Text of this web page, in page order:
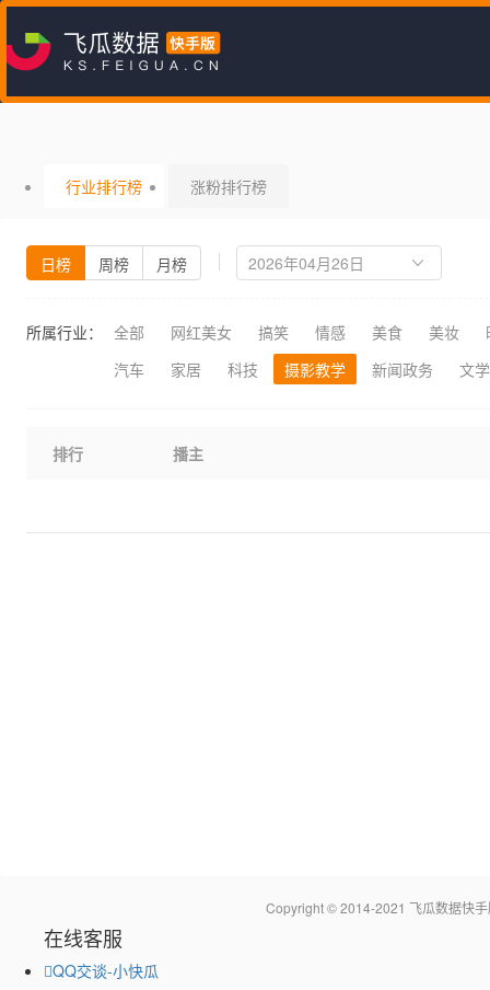
行业排行榜 涨粉排行榜
日榜 周榜 月榜
所属行业： 全部 网红美女 搞笑 情感 美食 美妆
汽车
家居 科技 摄影教学 新闻政务 文
排行 播主
Copyright © 2014-2021 飞瓜数据快
在线客服
QQ交谈-小快瓜